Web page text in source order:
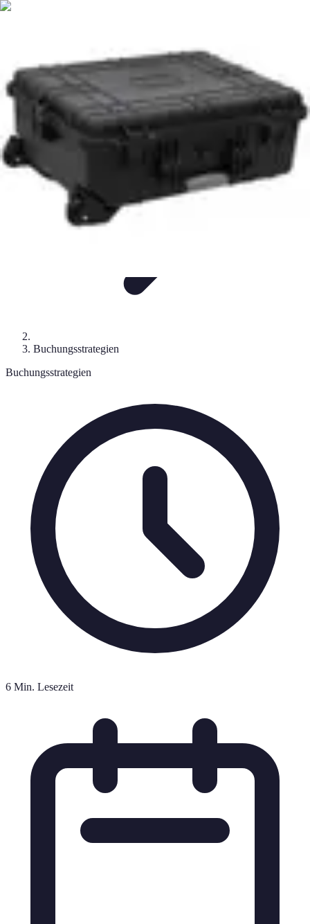
Flug und Reiseangebote
Flug und Reiseangebote
Buchungsstrategien
Buchungsstrategien
6 Min. Lesezeit